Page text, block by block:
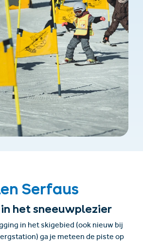
Serfaus
het sneeuwplezier
in het skigebied (ook nieuw bij
ga je meteen de piste op